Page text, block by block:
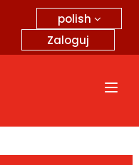
polish
Zaloguj